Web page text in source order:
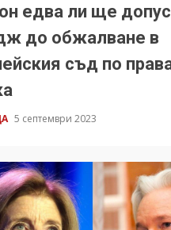
едва ли ще
до обжалване в
съд по
5 септември 2023